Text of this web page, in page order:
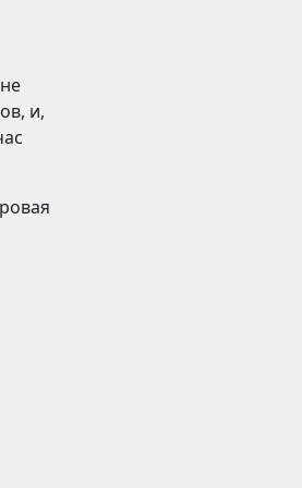
и,